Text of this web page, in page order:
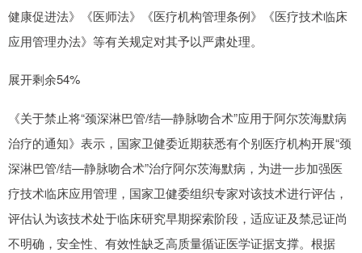
健康促进法》《医师法》《医疗机构管理条例》《医疗技术临床
应用管理办法》等有关规定对其予以严肃处理。
展开剩余54%
《关于禁止将“颈深淋巴管/结—静脉吻合术”应用于阿尔茨海默病
治疗的通知》表示，国家卫健委近期获悉有个别医疗机构开展“颈
深淋巴管/结—静脉吻合术”治疗阿尔茨海默病，为进一步加强医
疗技术临床应用管理，国家卫健委组织专家对该技术进行评估，
评估认为该技术处于临床研究早期探索阶段，适应证及禁忌证尚
不明确，安全性、有效性缺乏高质量循证医学证据支撑。根据